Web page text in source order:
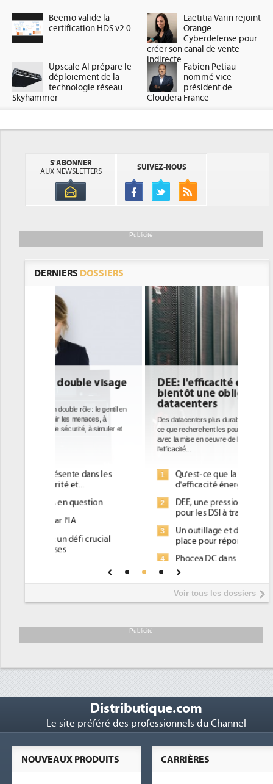
Beemo valide la
certification HDS v2.0
Laetitia Varin rejoint
Orange
Cyberdefense pour
créer son canal de vente
indirecte
Upscale AI prépare le
déploiement de la
technologie réseau
Skyhammer
Fabien Petiau
nommé vice-
président de
Cloudera France
S'ABONNER
AUX NEWSLETTERS
SUIVEZ-NOUS
Publicité
DERNIERS DOSSIERS
DEE: l'efficacité énergétique
bientôt une obligation pour les
datacenters
Des datacenters plus durables et plus efficaces, c'est
ce que recherchent les pouvoirs publics européens
avec la mise en oeuvre de la nouvelle Directive sur
1
Qu'est-ce que la DEE (directive
d'efficacité énergétique) ?
2
DEE, une pression administrative
pour les DSI à transformer...
Un outillage et des services déjà en
place pour répondre à...
Phocea DC dans les cordes pour la
Interview de Fabrice Coquio,
président de Digital Realty...
soutient les...
Voir tous les dossiers
Publicité
Distributique.com
Le site préféré des professionnels du Channel
CARRIÈRES
NOUVEAUX PRODUITS